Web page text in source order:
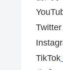
Twitter
TikTok